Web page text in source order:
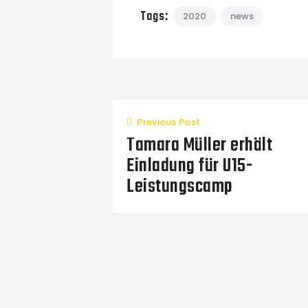
Tags: 2020 news
Previous Post
Tamara Müller erhält
Einladung für U15-
Leistungscamp